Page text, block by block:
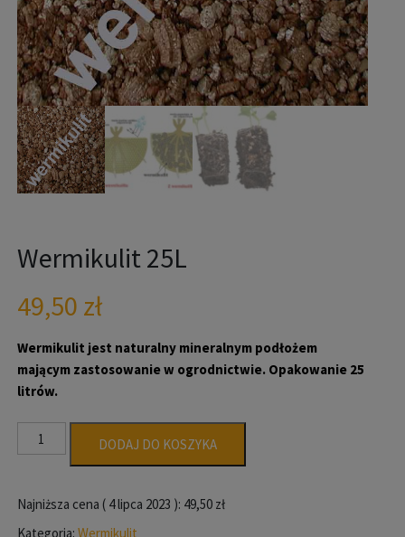
Wermikulit 25L
49,50 zł
Wermikulit jest naturalny mineralnym podłożem
mającym zastosowanie w ogrodnictwie. Opakowanie 25
litrów.
ilość
Wermikulit
DODAJ DO KOSZYKA
Najniższa cena (4 lipca 2023 ): 49,50 zł
Kategoria: Wermikulit